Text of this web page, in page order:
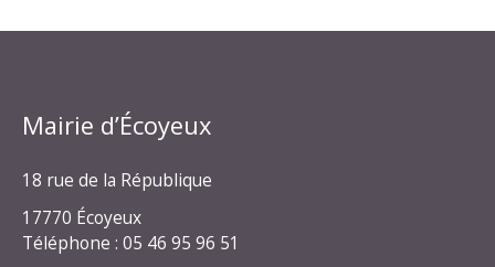
Mairie d’Écoyeux
18 rue de la République
17770 Écoyeux
Téléphone : 05 46 95 96 51